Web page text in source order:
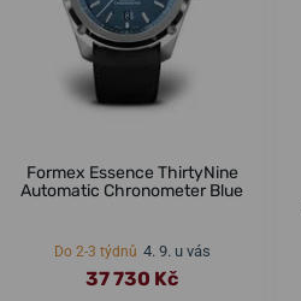
Formex Essence ThirtyNine
Automatic Chronometer Blue
Do 2-3 týdnů 4. 9. u vás
37 730 Kč